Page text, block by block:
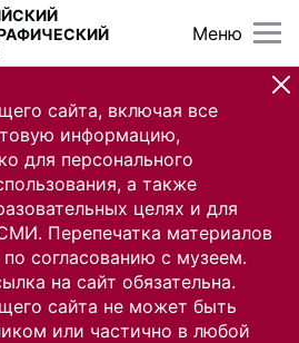
сайта, включая все
информацию,
для персонального
а также
целях и для
Перепечатка материалов
согласованию с музеем.
на сайт обязательна.
сайта не может быть
или частично в любой
Меню